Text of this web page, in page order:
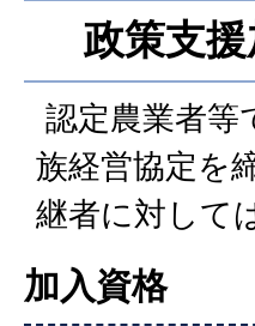
政策支
認定農業者等
族経営協定を
継者に対して
加入資格